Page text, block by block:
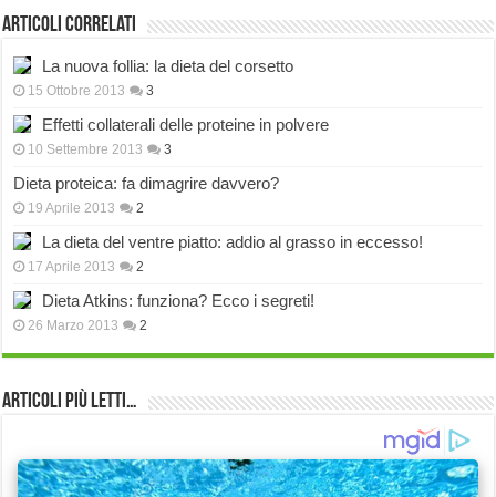
Articoli correlati
La nuova follia: la dieta del corsetto
15 Ottobre 2013 3
Effetti collaterali delle proteine in polvere
10 Settembre 2013 3
Dieta proteica: fa dimagrire davvero?
19 Aprile 2013 2
La dieta del ventre piatto: addio al grasso in eccesso!
17 Aprile 2013 2
Dieta Atkins: funziona? Ecco i segreti!
26 Marzo 2013 2
Articoli più Letti…